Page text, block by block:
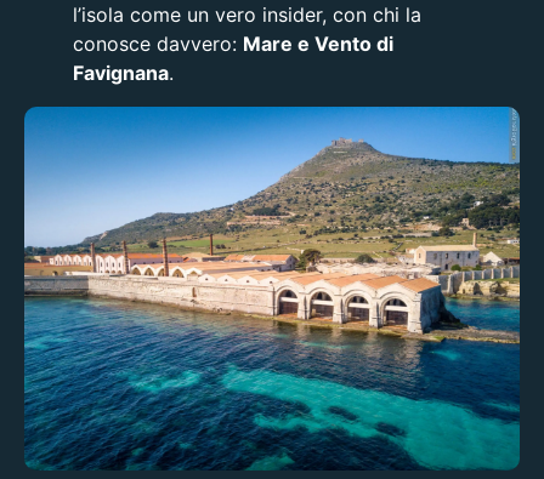
l’isola come un vero insider, con chi la
conosce davvero: Mare e Vento di
Favignana.